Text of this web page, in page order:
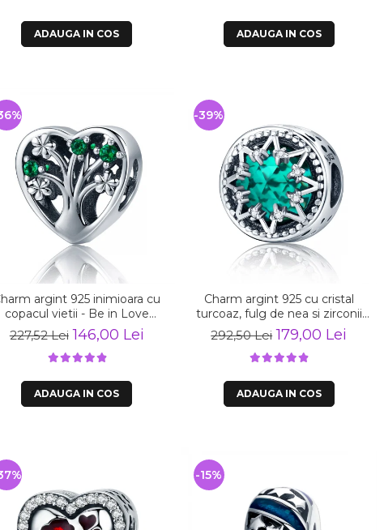
ADAUGA IN COS ADAUGA IN COS
argint 925 inimioara cu
copacul vietii - Be in Love
PST0105
227,52 Lei 146,00 Lei
ADAUGA IN COS
Charm argint 925 cu cristal
turcoaz, fulg de nea si zirconii
albe - Be Nature PST0110
292,50 Lei 179,00 Lei
-39%
ADAUGA IN COS
-15%